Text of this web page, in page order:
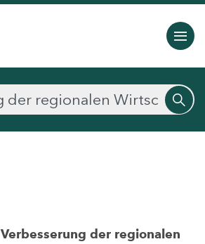
Verbesserung der regionalen